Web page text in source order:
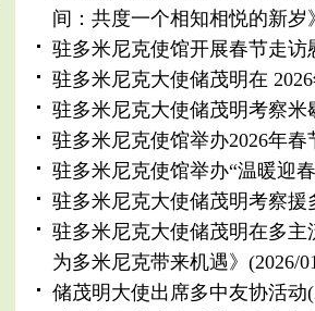
间：共度一个相知相悦的新岁
驻多米尼克使馆开展春节走访
驻多米尼克大使储茂明在
驻多米尼克大使储茂明考察米
驻多米尼克使馆举办2026年春
驻多米尼克使馆举办“温暖迎
驻多米尼克大使储茂明考察
驻多米尼克大使储茂明在多
为多米尼克带来机遇》 (2026/
储茂明大使出席多中友协活动